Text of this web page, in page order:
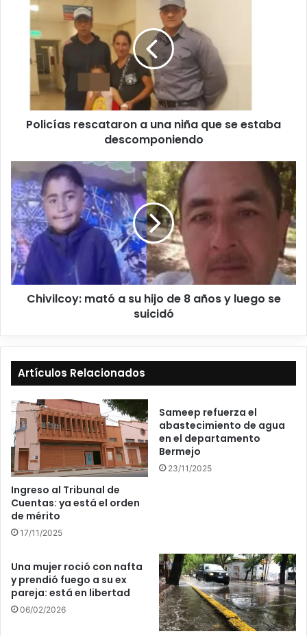
Policías rescataron a una niña que se estaba
descomponiendo
Chivilcoy: mató a su hijo de 8 años y luego se
suicidó
Artículos Relacionados
Ingreso al Tribunal de
Cuentas: ya está el orden
de mérito
17/11/2025
Sameep refuerza el
abastecimiento de agua
en el departamento
Bermejo
23/11/2025
Una mujer roció con nafta
y prendió fuego a su ex
pareja: está en libertad
06/02/2026